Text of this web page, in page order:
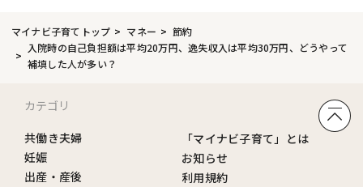
マイナビ子育てトップ マネー
節約
入院時の自己負担額は平均20万円、逸失収入は平均30万円、どうやって
補填した人が多い？
カテゴリ
共働き夫婦
妊娠
出産・産後
「マイナビ子育て」とは
お知らせ
利用規約